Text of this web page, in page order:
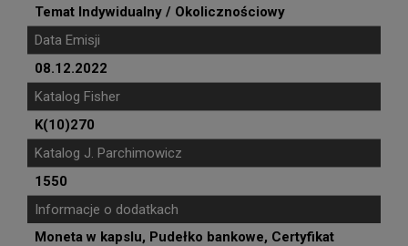
Temat Indywidualny / Okolicznościowy
Data Emisji
08.12.2022
Katalog Fisher
K(10)270
Katalog J. Parchimowicz
1550
Informacje o dodatkach
Moneta w kapslu, Pudełko bankowe, Certyfikat